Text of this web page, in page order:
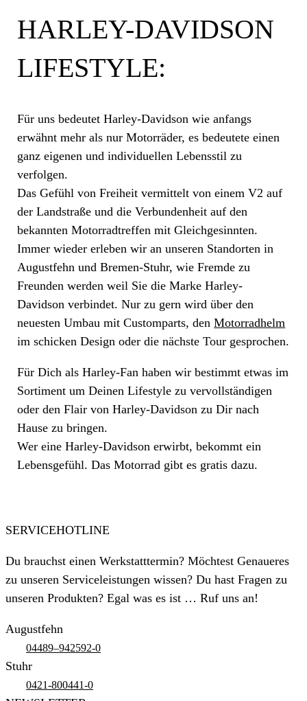
HARLEY-DAVIDSON
LIFESTYLE:
Für uns bedeutet Harley-Davidson wie anfangs
erwähnt mehr als nur Motorräder, es bedeutete einen
ganz eigenen und individuellen Lebensstil zu
verfolgen.
Das Gefühl von Freiheit vermittelt von einem V2 auf
der Landstraße und die Verbundenheit auf den
bekannten Motorradtreffen mit Gleichgesinnten.
Immer wieder erleben wir an unseren Standorten in
Augustfehn und Bremen-Stuhr, wie Fremde zu
Freunden werden weil Sie die Marke Harley-
Davidson verbindet. Nur zu gern wird über den
neuesten Umbau mit Customparts, denMotorradhelm
im schicken Design oder die nächste Tour gesprochen.
Für Dich als Harley-Fan haben wir bestimmt etwas im
Sortiment um Deinen Lifestyle zu vervollständigen
oder den Flair von Harley-Davidson zu Dir nach
Hause zu bringen.
Wer eine Harley-Davidson erwirbt, bekommt ein
Lebensgefühl. Das Motorrad gibt es gratis dazu.
SERVICEHOTLINE
Du brauchst einen Werkstatttermin? Möchtest Genaueres
zu unseren Serviceleistungen wissen? Du hast Fragen zu
unseren Produkten? Egal was es ist … Ruf uns an!
Augustfehn
04489–942592-0
Stuhr
0421-800441-0